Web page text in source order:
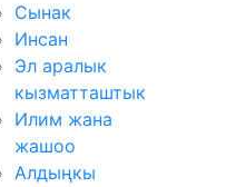
Сынак
Инсан
Эл аралык
кызматташтык
Илим жана
жашоо
Алдыңкы